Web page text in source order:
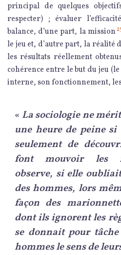
principal de quelques
respecter) ; évaluer
balance, d’une part, la mission
le jeu et, d’autre part, la réalité
les résultats réellement
cohérence entre le but du jeu
interne, son fonctionnement,
« La sociologie ne
une heure de peine
seulement de
font mouvoir les
observe, si elle
des hommes, lors
façon des
dont ils ignorent les
se donnait pour
hommes le sens de